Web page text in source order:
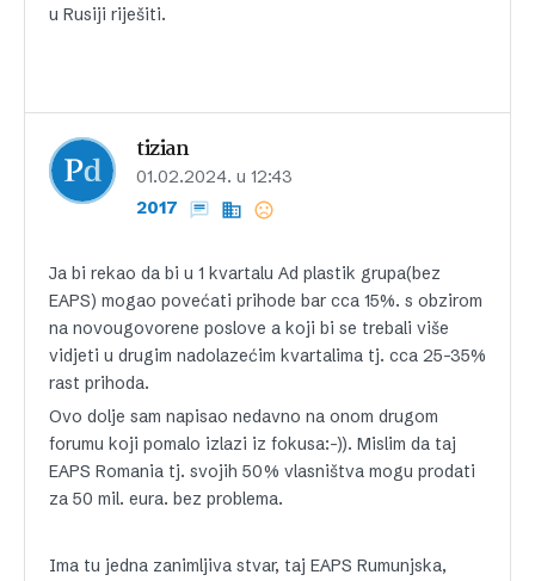
u Rusiji riješiti.
tizian
01.02.2024. u 12:43
2017
Ja bi rekao da bi u 1 kvartalu Ad plastik grupa(bez
EAPS) mogao povećati prihode bar cca 15%. s obzirom
na novougovorene poslove a koji bi se trebali više
vidjeti u drugim nadolazećim kvartalima tj. cca 25-35%
rast prihoda.
Ovo dolje sam napisao nedavno na onom drugom
forumu koji pomalo izlazi iz fokusa:-)). Mislim da taj
EAPS Romania tj. svojih 50% vlasništva mogu prodati
za 50 mil. eura. bez problema.
Ima tu jedna zanimljiva stvar, taj EAPS Rumunjska,